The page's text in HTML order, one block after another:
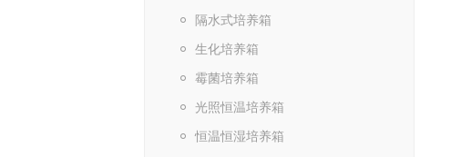
隔水式培养箱
生化培养箱
霉菌培养箱
光照恒温培养箱
恒温恒湿培养箱